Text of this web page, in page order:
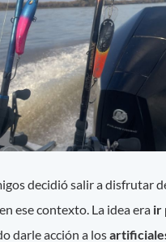
decidió salir a disfrutar
ese contexto. La idea era ir
darle acción a los